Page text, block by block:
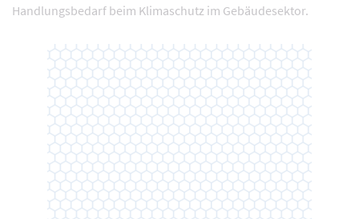
Handlungsbedarf beim Klimaschutz im Gebäudesektor.